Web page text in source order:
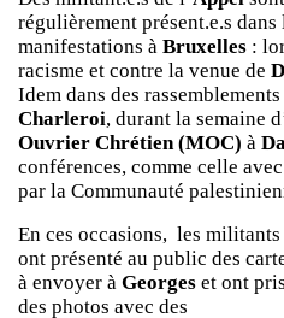
régulièrement présent.e.s dans
manifestations à Bruxelles :
racisme et contre la venue de
Idem dans des
Charleroi, durant la semaine
Ouvrier Chrétien (MOC) à
conférences, comme celle avec
par la Communauté
En ces occasions, les militants
ont présenté au public des
à envoyer à Georges et ont pris
des photos avec des